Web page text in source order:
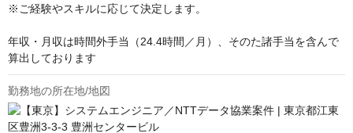
※ご経験やスキルに応じて決定します。
年収・月収は時間外手当（24.4時間／月）、そのた諸手当を含んで
算出しております
勤務地の所在地/地図